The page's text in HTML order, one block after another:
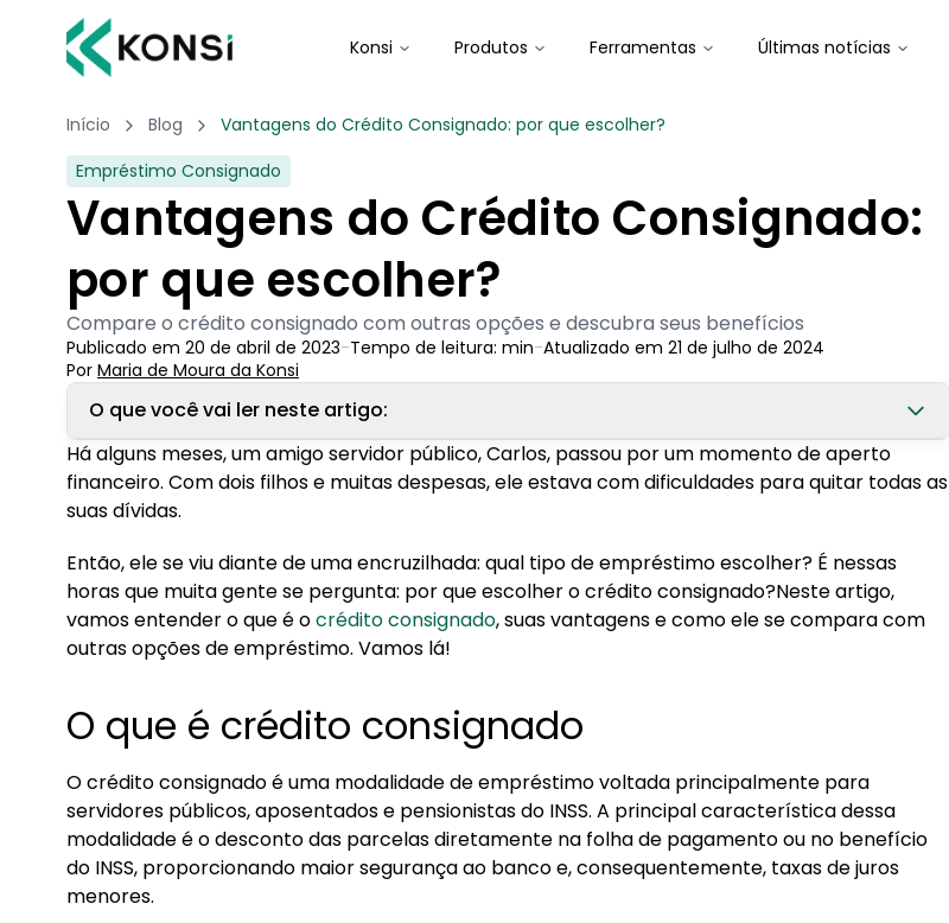
Konsi Produtos Ferramentas Últimas notícias
Início Blog
Vantagens do Crédito Consignado: por que escolher?
Empréstimo Consignado
Vantagens do Crédito Consignado:
por que escolher?
Compare o crédito consignado com outras opções e descubra seus benefícios
Publicado em 20 de abril de 2023-Tempo de leitura: min-Atualizado em 21 de julho de 2024
Por Maria de Moura da Konsi
O que você vai ler neste artigo:
1. O que é crédito consignado
2. Vantagens do crédito consignado
2.1. Taxas de juros menores
2.2. Prazos mais longos
2.3. Sem consulta ao SPC/Serasa
2.5. Cheque especial
2.6. Cartão de crédito
3. Quando utilizar o crédito consignado
3.1. Quitação de dívidas com juros mais altos
3.2. Investimento em educação ou saúde
3.3. Reformas e melhorias no imóvel
Há alguns meses, um amigo servidor público, Carlos, passou por um momento de aperto
financeiro. Com dois filhos e muitas despesas, ele estava com dificuldades para quitar todas as
suas dívidas.
Então, ele se viu diante de uma encruzilhada: qual tipo de empréstimo escolher? É nessas
horas que muita gente se pergunta: por que escolher o crédito consignado?Neste artigo,
vamos entender o que é ocrédito consignado, suas vantagens e como ele se compara com
outras opções de empréstimo. Vamos lá!
O que é crédito consignado
O crédito consignado é uma modalidade de empréstimo voltada principalmente para
servidores públicos, aposentados e pensionistas do INSS. A principal característica dessa
modalidade é o desconto das parcelas diretamente na folha de pagamento ou no benefício
do INSS, proporcionando maior segurança ao banco e, consequentemente, taxas de juros
menores.